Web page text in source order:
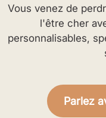
Vous venez de
l'être cher
personnalisables,
Parlez